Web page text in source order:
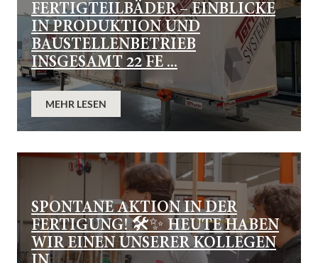
FERTIGTEILBÄDER – EINBLICKE
IN PRODUKTION UND
BAUSTELLENBETRIEB
INSGESAMT 22 FE ...
MEHR LESEN
SPONTANE AKTION IN DER
FERTIGUNG! 🛠✨ HEUTE HABEN
WIR EINEN UNSERER KOLLEGEN